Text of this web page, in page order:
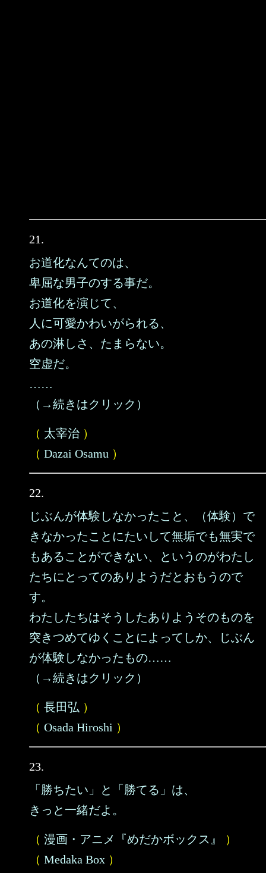
21.
お道化なんてのは、
卑屈な男子のする事だ。
お道化を演じて、
人に可愛かわいがられる、
あの淋しさ、たまらない。
空虚だ。
……
（→続きはクリック）
（ 太宰治 ）
（ Dazai Osamu ）
22.
じぶんが体験しなかったこと、（体験）で
きなかったことにたいして無垢でも無実で
もあることができない、というのがわたし
たちにとってのありようだとおもうので
す。
わたしたちはそうしたありようそのものを
突きつめてゆくことによってしか、じぶん
が体験しなかったもの……
（→続きはクリック）
（ 長田弘 ）
（ Osada Hiroshi ）
23.
「勝ちたい」と「勝てる」は、
きっと一緒だよ。
（ 漫画・アニメ『めだかボックス』
）
（ Medaka Box ）